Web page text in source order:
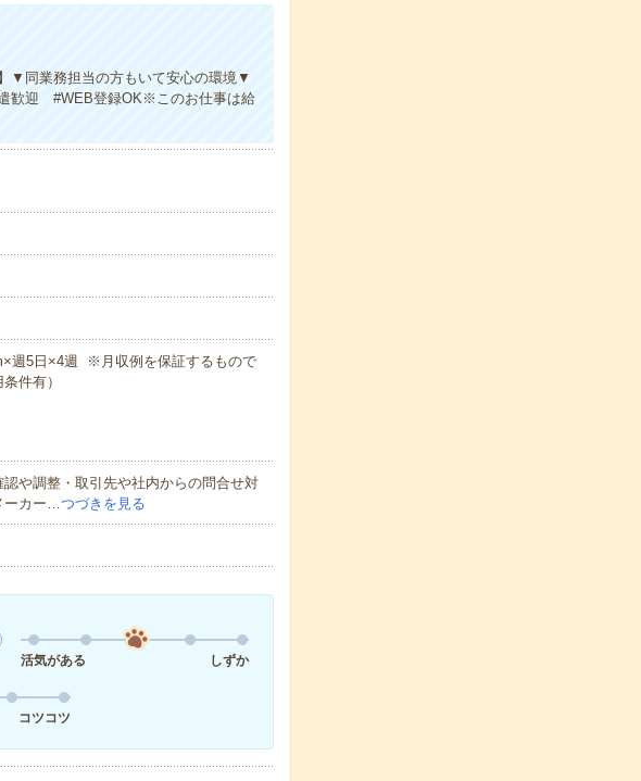
▼同業務担当の方もいて安心の環境▼
歓迎 #WEB登録OK※このお仕事は給
週5日×4週 ※月収例を保証するもので
件有）
や調整・取引先や社内からの問合せ対
ーカー…つづきを見る
活気がある
しずか
コツコツ